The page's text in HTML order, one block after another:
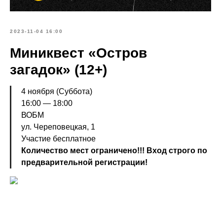
2023-11-04 16:00
Миниквест «Остров
загадок» (12+)
4 ноября (Суббота)
16:00 — 18:00
ВОБМ
ул. Череповецкая, 1
Участие бесплатное
Количество мест ограничено!!! Вход строго по
предварительной регистрации!